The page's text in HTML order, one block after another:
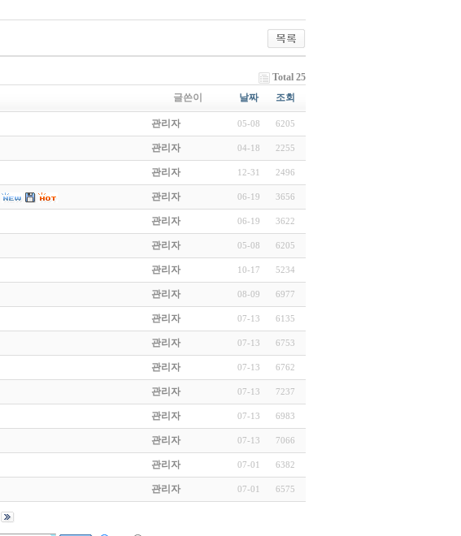
Total 25
글쓴이 날짜 조회
관리자 05-08 6205
관리자 04-18 2255
관리자 12-31 2496
관리자 06-19 3656
관리자 06-19 3622
관리자 05-08 6205
관리자 10-17 5234
관리자 08-09 6977
관리자 07-13 6135
관리자 07-13 6753
관리자 07-13 6762
관리자 07-13 7237
관리자 07-13 6983
관리자 07-13 7066
관리자 07-01 6382
관리자 07-01 6575